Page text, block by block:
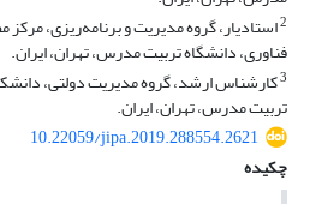
2استادیار، گروه مدیریت و برنامه‌ریزی،
فناوری، دانشگاه تربیت مدرس، تهران، ایران.
3کارشناس ارشد، گروه مدیریت دولتی،
تربیت مدرس، تهران، ایران.
10.22059/jipa.2019.288554.2621
چکیده